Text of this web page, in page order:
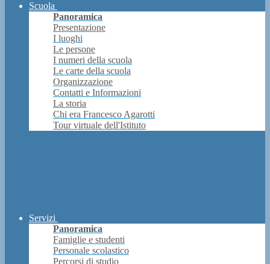
Scuola
Panoramica
Presentazione
I luoghi
Le persone
I numeri della scuola
Le carte della scuola
Organizzazione
Contatti e Informazioni
La storia
Chi era Francesco Agarotti
Tour virtuale dell'Istituto
Servizi
Panoramica
Famiglie e studenti
Personale scolastico
Percorsi di studio